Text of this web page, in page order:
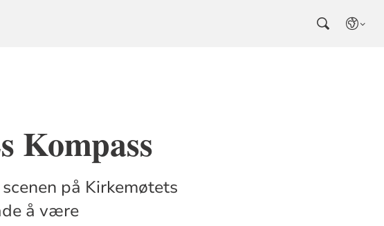
Kompass
på Kirkemøtets
å være